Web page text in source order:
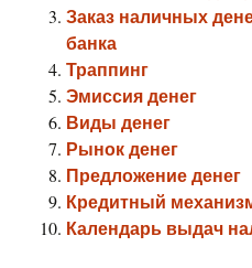
Заказ наличных
банка
Траппинг
Эмиссия денег
Виды денег
Рынок денег
Предложение денег
Кредитный
Календарь выдач